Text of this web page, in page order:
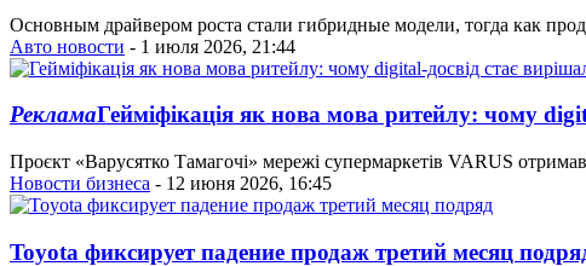
Основным драйвером роста стали гибридные модели, тогда как
Авто новости - 1 июля 2026, 21:44
РекламаГейміфікація як нова мова ритейлу: чому
Проєкт «Варусятко Тамагочі» мережі супермаркетів VARUS
Новости бизнеса - 12 июня 2026, 16:45
Toyota фиксирует падение продаж третий месяц